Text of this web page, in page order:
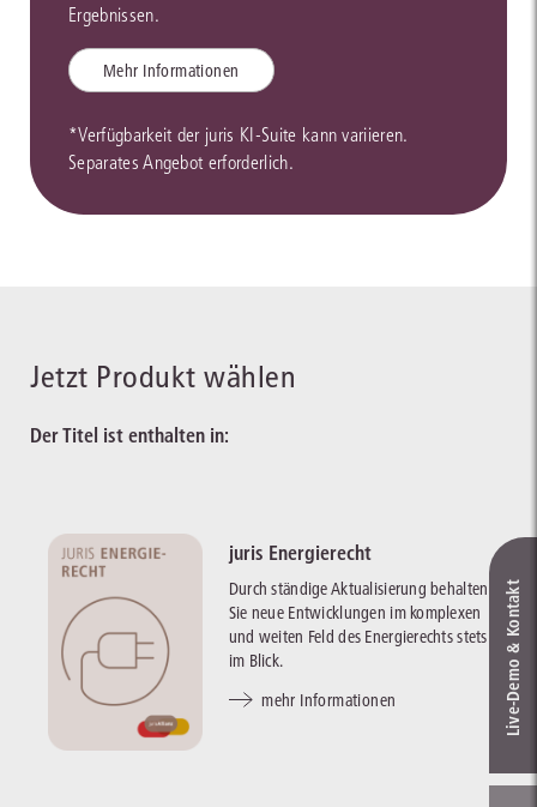
Ergebnissen.
Mehr Informationen
*Verfügbarkeit der juris KI-Suite kann variieren.
Separates Angebot erforderlich.
Jetzt Produkt wählen
Der Titel ist enthalten in:
juris Energierecht
Durch ständige Aktualisierung behalten
Sie neue Entwicklungen im komplexen
und weiten Feld des Energierechts stets
im Blick.
mehr Informationen
Live‑Demo & Kontakt